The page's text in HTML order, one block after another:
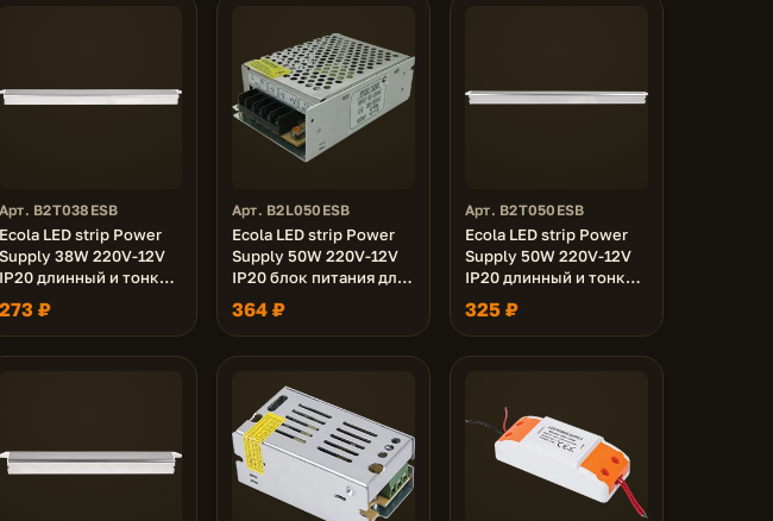
Арт. B2T038ESB
Ecola LED strip Power
Supply 38W 220V-12V
IP20 длинный и тонкий
блок питания для
светодиодной ленты
273 ₽
Арт. B2L050ESB
Ecola LED strip Power
Supply 50W 220V-12V
IP20 блок питания для
светодиодной ленты
364 ₽
Арт. B2T050ESB
Ecola LED strip Power
Supply 50W 220V-12V
IP20 длинный и тонкий
блок питания для
светодиодной ленты
325 ₽